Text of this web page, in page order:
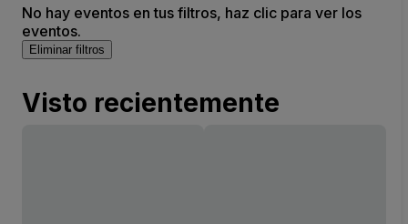
No hay eventos en tus filtros, haz clic para ver los
eventos.
Eliminar filtros
Visto recientemente